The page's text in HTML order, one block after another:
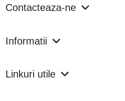
Contacteaza-ne
Informatii
Linkuri utile